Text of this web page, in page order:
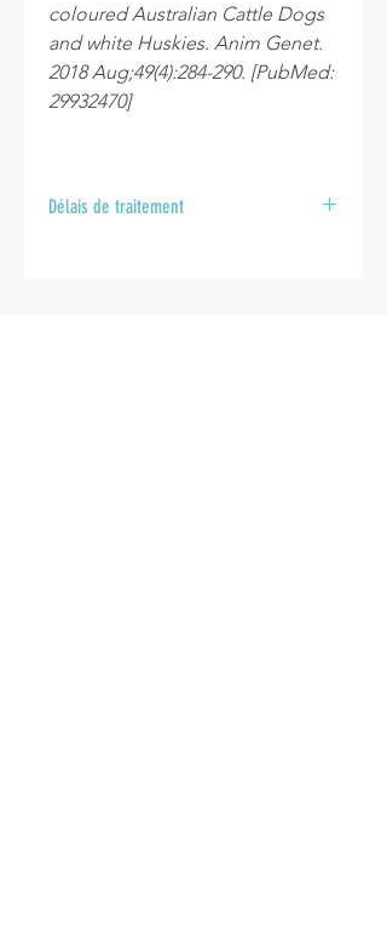
coloured Australian Cattle Dogs
and white Huskies. Anim Genet.
2018 Aug;49(4):284-290. [PubMed:
29932470]
Délais de traitement